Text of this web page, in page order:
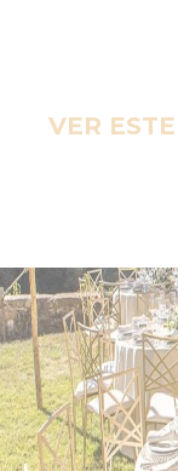
VER